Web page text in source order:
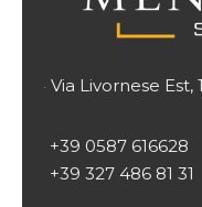
Via Livornese Est,
+39 0587 616628
+39 327 486 81 31